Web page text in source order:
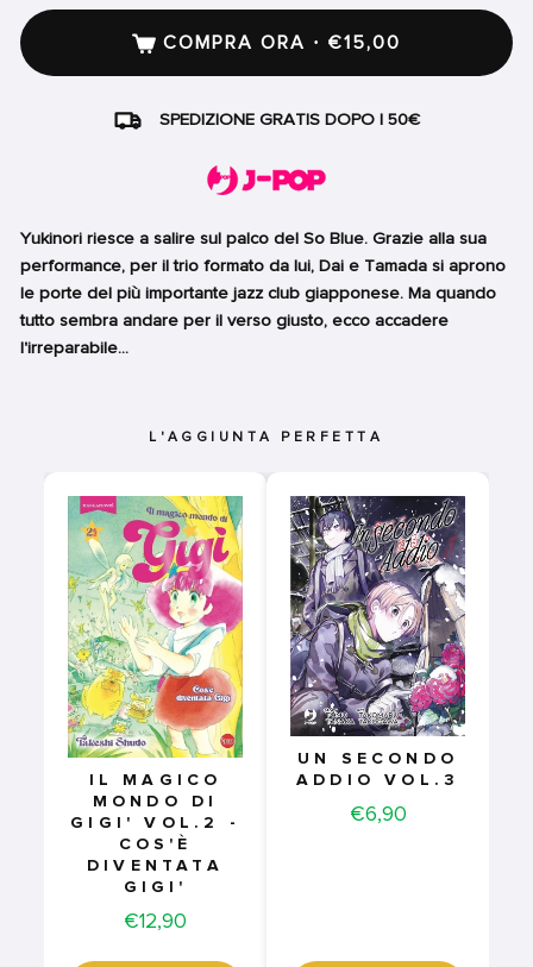
COMPRA ORA · €15,00
SPEDIZIONE GRATIS DOPO I 50€
Yukinori riesce a salire sul palco del So Blue. Grazie alla sua
performance, per il trio formato da lui, Dai e Tamada si aprono
le porte del più importante jazz club giapponese. Ma quando
tutto sembra andare per il verso giusto, ecco accadere
l'irreparabile...
L'AGGIUNTA PERFETTA
IL MAGICO
MONDO DI
GIGI' VOL.2 -
COS'È
DIVENTATA
GIGI'
Price
€12,90
UN SECONDO
ADDIO VOL.3
Price
€6,90